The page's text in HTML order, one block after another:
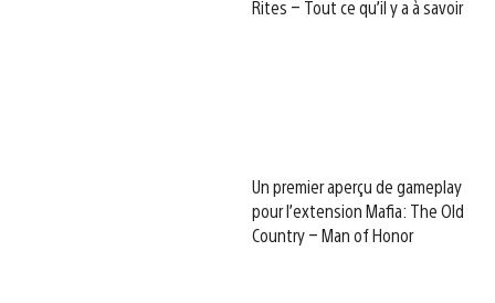
Rites – Tout ce qu’il y a à savoir
Un premier aperçu de gameplay
pour l’extension Mafia: The Old
Country – Man of Honor